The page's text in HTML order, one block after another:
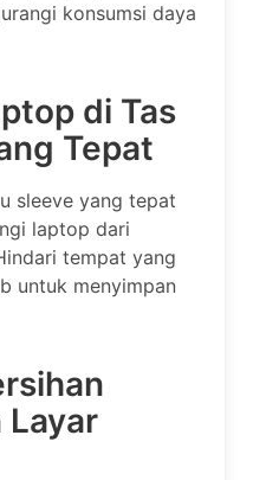
konsumsi daya
di Tas
Tepat
sleeve yang tepat
laptop dari
tempat yang
untuk menyimpan
Layar